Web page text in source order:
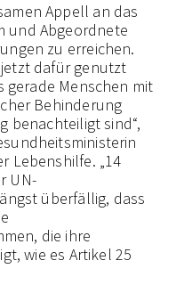
Appell an das
und Abgeordnete
zu erreichen.
dafür genutzt
gerade Menschen mit
Behinderung
benachteiligt sind“,
Lebenshilfe. „14
UN-
überfällig, dass
die ihre
wie es Artikel 25